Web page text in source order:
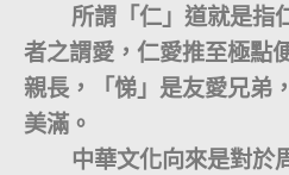
所謂「仁」道就是指仁
者之謂愛，仁愛推至極點
親長，「悌」是友愛兄弟
美滿。
中華文化向來是對於周